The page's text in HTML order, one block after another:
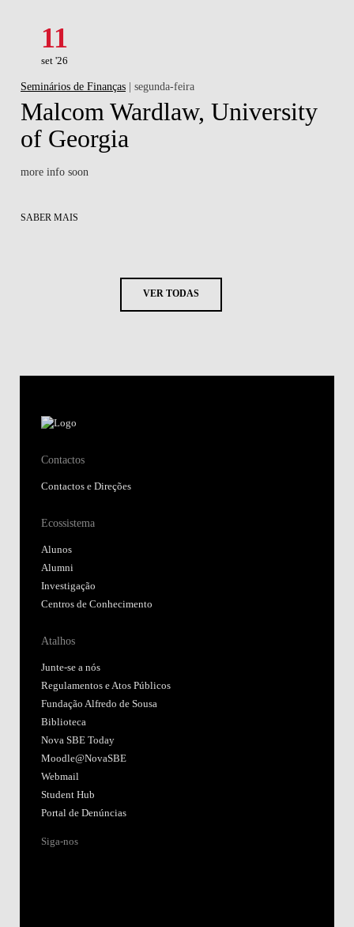
11
set '26
Seminários de Finanças | segunda-feira
Malcom Wardlaw, University
of Georgia
more info soon
SABER MAIS
VER TODAS
Contactos
Contactos e Direções
Ecossistema
Alunos
Alumni
Investigação
Centros de Conhecimento
Atalhos
Junte-se a nós
Regulamentos e Atos Públicos
Fundação Alfredo de Sousa
Biblioteca
Nova SBE Today
Moodle@NovaSBE
Webmail
Student Hub
Portal de Denúncias
Siga-nos